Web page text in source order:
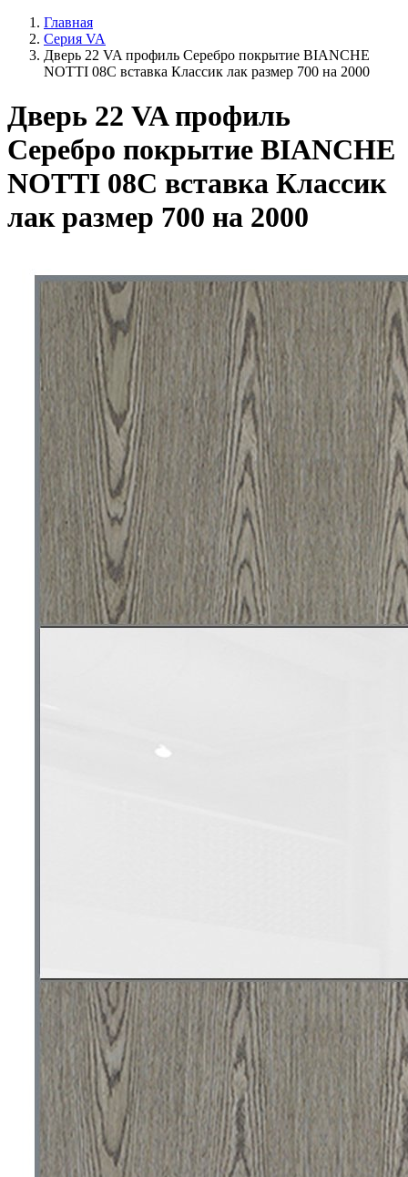
Главная
Серия VA
Дверь 22 VA профиль Серебро покрытие BIANCHE
NOTTI 08C вставка Классик лак размер 700 на 2000
Дверь 22 VA профиль
Серебро покрытие BIANCHE
NOTTI 08C вставка Классик
лак размер 700 на 2000